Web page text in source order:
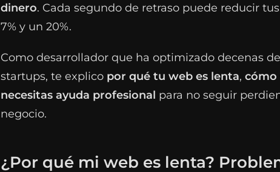
dinero. Cada segundo de retraso puede reducir
7% y un 20%.
Como desarrollador que ha optimizado decenas
startups, te explico por qué tu web es lenta, cómo
necesitas ayuda profesional para no seguir
negocio.
¿Por qué mi web es lenta?